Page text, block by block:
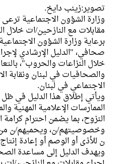
تصوير:زينب دايخ.
وزارة الشؤون الاجتماعية
مقابلات مع النازحين/ات خلال
برعاية وزارة الشؤون
صحافي، "الدليل الإرشادي
خلال النزاعات والحروب"،
والصحافيات في لبنان ونقابة
الاجتماعي في لبنان.
ويأتي إطلاق هذا الدليل في ظل
الممارسات الإعلامية المهنية
النزوح، بما يضمن احترام كرامة
وخصوصيتهم/ن، ويحميهم/ن
ن للأذى أو الوصم أو إعادة
ويهدف الدليل إلى مساعدة